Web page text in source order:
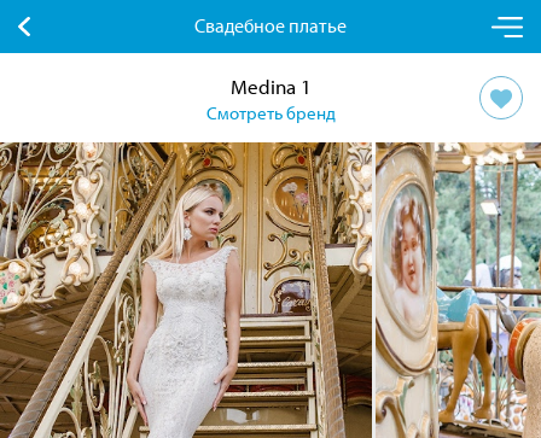
Свадебное платье
Medina 1
Смотреть бренд